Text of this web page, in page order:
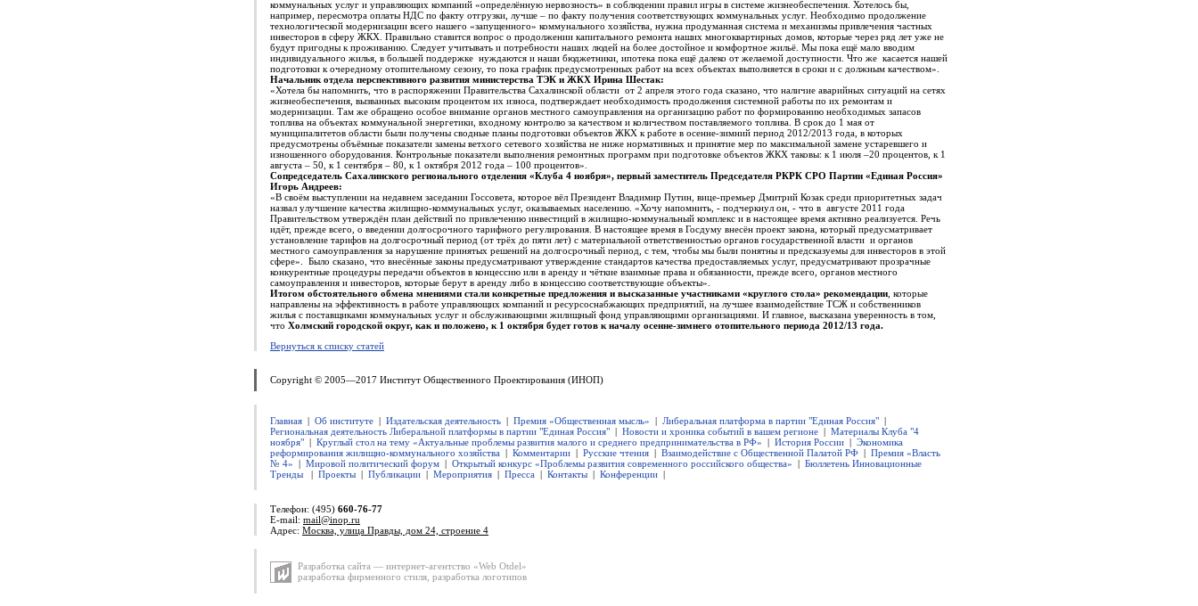
коммунальных услуг и управляющих компаний «определённую нервозность» в соблюдении правил игры в системе жизнеобеспечения. Хотелось бы,
например, пересмотра оплаты НДС по факту отгрузки, лучше – по факту получения соответствующих коммунальных услуг. Необходимо продолжение
технологической модернизации всего нашего «запущенного» коммунального хозяйства, нужна продуманная система и механизмы привлечения частных
инвесторов в сферу ЖКХ. Правильно ставится вопрос о продолжении капитального ремонта наших многоквартирных домов, которые через ряд лет уже не
будут пригодны к проживанию. Следует учитывать и потребности наших людей на более достойное и комфортное жильё. Мы пока ещё мало вводим
индивидуального жилья, в большей поддержке нуждаются и наши бюджетники, ипотека пока ещё далеко от желаемой доступности. Что же касается нашей
подготовки к очередному отопительному сезону, то пока график предусмотренных работ на всех объектах выполняется в сроки и с должным качеством».
Начальник отдела перспективного развития министерства ТЭК и ЖКХ Ирина Шестак:
«Хотела бы напомнить, что в распоряжении Правительства Сахалинской области от 2 апреля этого года сказано, что наличие аварийных ситуаций на сетях
жизнеобеспечения, вызванных высоким процентом их износа, подтверждает необходимость продолжения системной работы по их ремонтам и
модернизации. Там же обращено особое внимание органов местного самоуправления на организацию работ по формированию необходимых запасов
топлива на объектах коммунальной энергетики, входному контролю за качеством и количеством поставляемого топлива. В срок до 1 мая от
муниципалитетов области были получены сводные планы подготовки объектов ЖКХ к работе в осенне-зимний период 2012/2013 года, в которых
предусмотрены объёмные показатели замены ветхого сетевого хозяйства не ниже нормативных и принятие мер по максимальной замене устаревшего и
изношенного оборудования. Контрольные показатели выполнения ремонтных программ при подготовке объектов ЖКХ таковы: к 1 июля –20 процентов, к 1
августа – 50, к 1 сентября – 80, к 1 октября 2012 года – 100 процентов».
Сопредседатель Сахалинского регионального отделения «Клуба 4 ноября», первый заместитель Председателя РКРК СРО Партии «Единая Россия»
Игорь Андреев:
«В своём выступлении на недавнем заседании Госсовета, которое вёл Президент Владимир Путин, вице-премьер Дмитрий Козак среди приоритетных задач
назвал улучшение качества жилищно-коммунальных услуг, оказываемых населению. «Хочу напомнить, - подчеркнул он, - что в августе 2011 года
Правительством утверждён план действий по привлечению инвестиций в жилищно-коммунальный комплекс и в настоящее время активно реализуется. Речь
идёт, прежде всего, о введении долгосрочного тарифного регулирования. В настоящее время в Госдуму внесён проект закона, который предусматривает
установление тарифов на долгосрочный период (от трёх до пяти лет) с материальной ответственностью органов государственной власти и органов
местного самоуправления за нарушение принятых решений на долгосрочный период, с тем, чтобы мы были понятны и предсказуемы для инвесторов в этой
сфере». Было сказано, что внесённые законы предусматривают утверждение стандартов качества предоставляемых услуг, предусматривают прозрачные
конкурентные процедуры передачи объектов в концессию или в аренду и чёткие взаимные права и обязанности, прежде всего, органов местного
самоуправления и инвесторов, которые берут в аренду либо в концессию соответствующие объекты».
Итогом обстоятельного обмена мнениями стали конкретные предложения и высказанные участниками «круглого стола» рекомендации , которые
направлены на эффективность в работе управляющих компаний и ресурсоснабжающих предприятий, на лучшее взаимодействие ТСЖ и собственников
жилья с поставщиками коммунальных услуг и обслуживающими жилищный фонд управляющими организациями. И главное, высказана уверенность в том,
что Холмский городской округ, как и положено, к 1 октября будет готов к началу осенне-зимнего отопительного периода 2012/13 года.
Вернуться к списку статей
Copyright © 2005—2017 Институт Общественного Проектирования (ИНОП)
Главная | Об институте | Издательская деятельность | Премия «Общественная мысль» | Либеральная платформа в партии "Единая Россия" |
Региональная деятельность Либеральной платформы в партии "Единая Россия" | Новости и хроника событий в вашем регионе | Материалы Клуба "4
ноября" | Круглый стол на тему «Актуальные проблемы развития малого и среднего предпринимательства в РФ» | История России | Экономика
реформирования жилищно-коммунального хозяйства | Комментарии | Русские чтения | Взаимодействие с Общественной Палатой РФ | Премия «Власть
№ 4» | Мировой политический форум | Открытый конкурс «Проблемы развития современного российского общества» | Бюллетень Инновационные
Тренды
| Проекты | Публикации | Мероприятия | Пресса | Контакты | Конференции |
Телефон: (495) 660-76-77
E-mail: mail@inop.ru
Адрес: Москва, улица Правды, дом 24, строение 4
Разработка сайта — интернет-агентство «Web Otdel»
разработка фирменного стиля разработка логотипов